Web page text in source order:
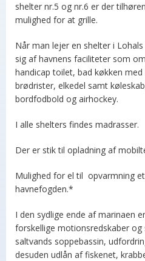
shelter nr.5 og nr.6 er der
mulighed for at grille.
Når man lejer en shelter i
sig af havnens faciliteter som
handicap toilet, bad køkken
brødrister, elkedel samt
bordfodbold og airhockey.
I alle shelters findes madrasser.
Der er stik til opladning af
Mulighed for el til opvarmning
havnefogden.*
I den sydlige ende af marinaen
forskellige motionsredskaber
saltvands soppebassin,
desuden udlån af fiskenet,